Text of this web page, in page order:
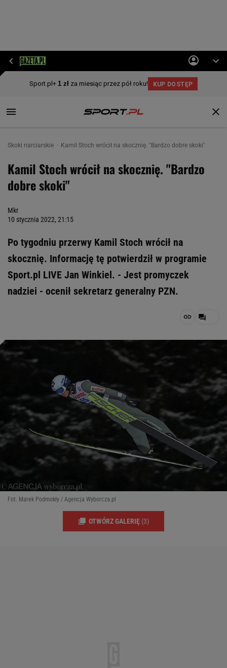
Skoki narciarskie Kamil Stoch wrócił na skocznię. "Bardzo dobre skoki"
Kamil Stoch wrócił na skocznię. "Bardzo
dobre skoki"
Mkr
10 stycznia 2022, 21:15
Po tygodniu przerwy Kamil Stoch wrócił na
skocznię. Informację tę potwierdził w programie
Sport.pl LIVE Jan Winkiel. - Jest promyczek
nadziei - ocenił sekretarz generalny PZN.
Fot. Marek Podmokły / Agencja Wyborcza.pl
OTWÓRZ GALERIĘ (3)